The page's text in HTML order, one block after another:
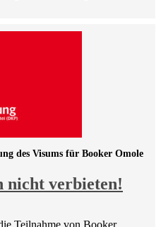
nicht verbieten!
des Visums für Booker Omole